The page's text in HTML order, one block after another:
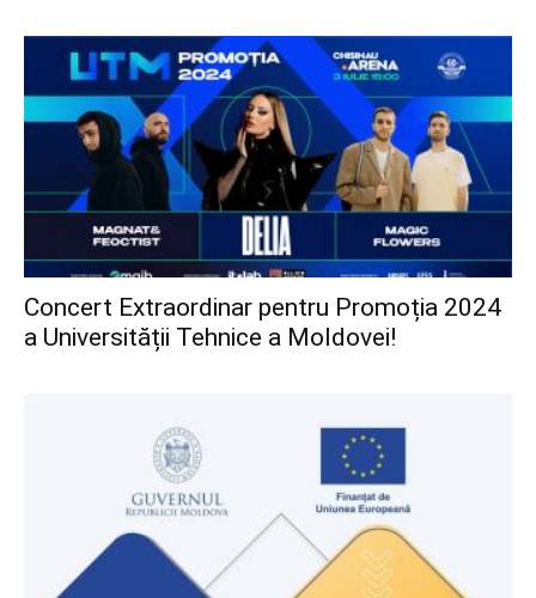
Concert Extraordinar pentru Promoția 2024
a Universității Tehnice a Moldovei!